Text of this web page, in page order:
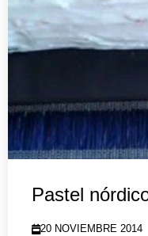
Pastel
20 NOVIEMBRE 2014